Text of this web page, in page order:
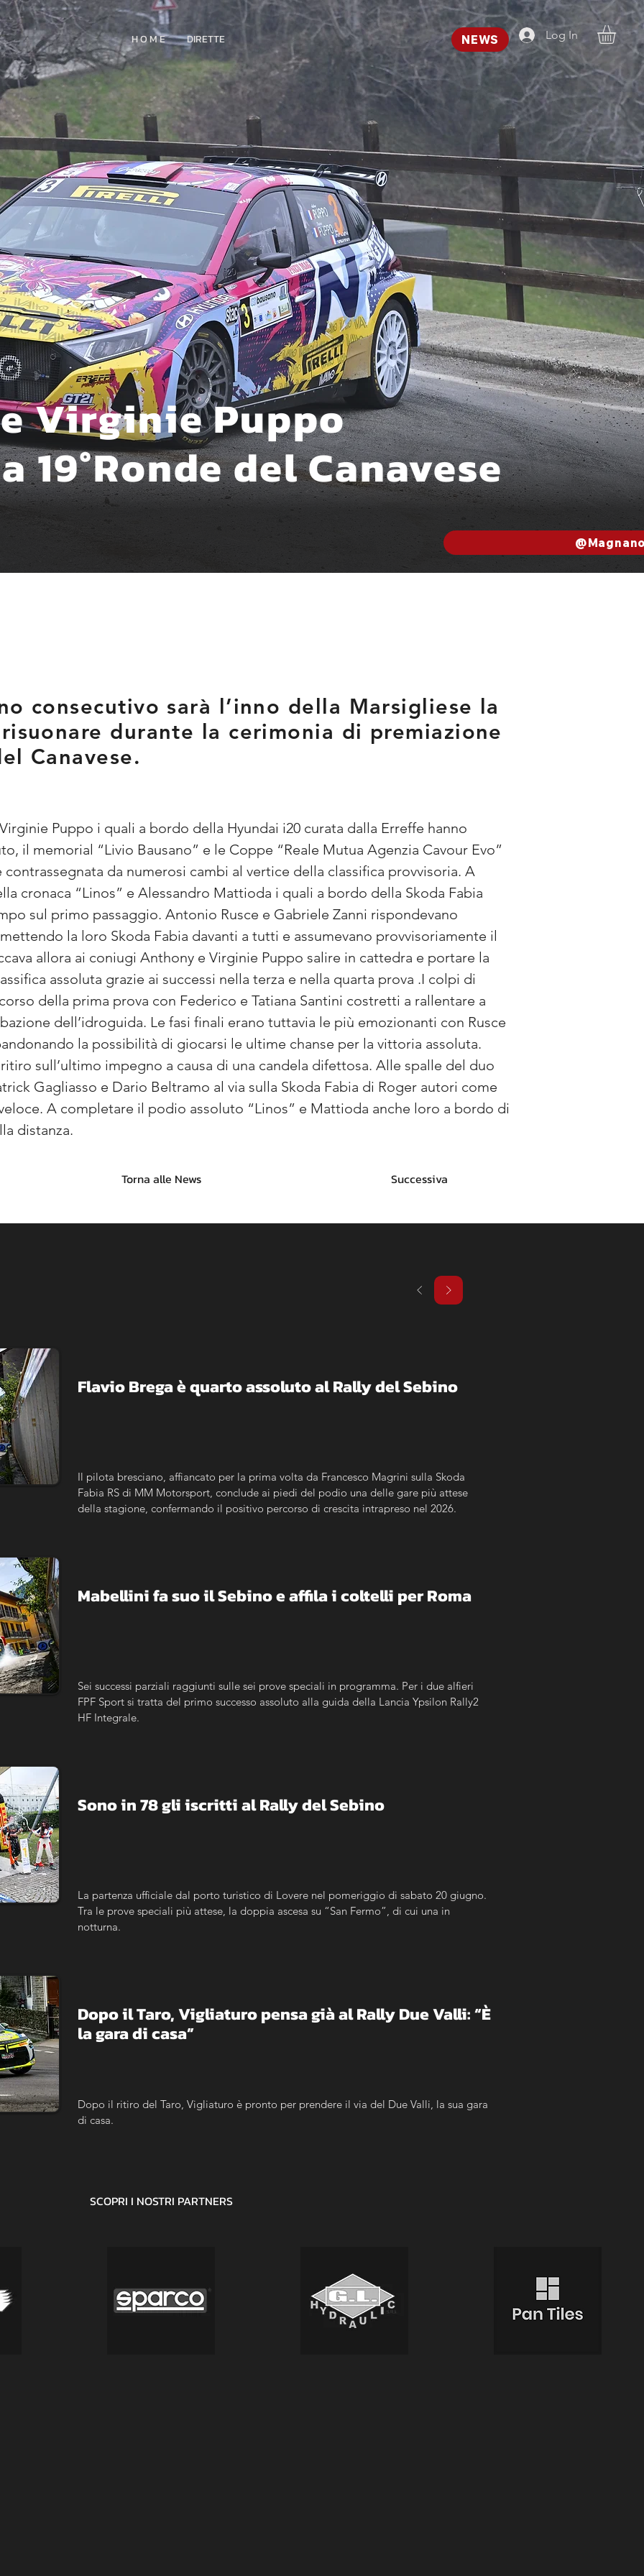
Log In
H O M E DIRETTE NEWS
consecutivo sarà l’inno della Marsigliese la
durante la cerimonia di premiazione
Canavese.
Puppo i quali a bordo della Hyundai i20 curata dalla Erreffe hanno
il memorial “Livio Bausano” e le Coppe “Reale Mutua Agenzia Cavour Evo”
da numerosi cambi al vertice della classifica provvisoria. A
cronaca “Linos” e Alessandro Mattioda i quali a bordo della Skoda Fabia
sul primo passaggio. Antonio Rusce e Gabriele Zanni rispondevano
la loro Skoda Fabia davanti a tutti e assumevano provvisoriamente il
allora ai coniugi Anthony e Virginie Puppo salire in cattedra e portare la
assoluta grazie ai successi nella terza e nella quarta prova .I colpi di
della prima prova con Federico e Tatiana Santini costretti a rallentare a
dell’idroguida. Le fasi finali erano tuttavia le più emozionanti con Rusce
la possibilità di giocarsi le ultime chanse per la vittoria assoluta.
sull’ultimo impegno a causa di una candela difettosa. Alle spalle del duo
Gagliasso e Dario Beltramo al via sulla Skoda Fabia di Roger autori come
A completare il podio assoluto “Linos” e Mattioda anche loro a bordo di
distanza.
Virginie Puppo
19°Ronde del Canavese
Torna alle News Successiva
Flavio Brega è quarto assoluto al Rally del Sebino
Il pilota bresciano, affiancato per la prima volta da Francesco Magrini sulla Skoda
Fabia RS di MM Motorsport, conclude ai piedi del podio una delle gare più attese
della stagione, confermando il positivo percorso di crescita intrapreso nel 2026.
Mabellini fa suo il Sebino e affila i coltelli per Roma
Sei successi parziali raggiunti sulle sei prove speciali in programma. Per i due alfieri
FPF Sport si tratta del primo successo assoluto alla guida della Lancia Ypsilon Rally2
HF Integrale.
Sono in 78 gli iscritti al Rally del Sebino
La partenza ufficiale dal porto turistico di Lovere nel pomeriggio di sabato 20 giugno.
Tra le prove speciali più attese, la doppia ascesa su “San Fermo”, di cui una in
notturna.
Dopo il Taro, Vigliaturo pensa già al Rally Due Valli: “È
la gara di casa”
Dopo il ritiro del Taro, Vigliaturo è pronto per prendere il via del Due Valli, la sua gara
di casa.
SCOPRI I NOSTRI PARTNERS